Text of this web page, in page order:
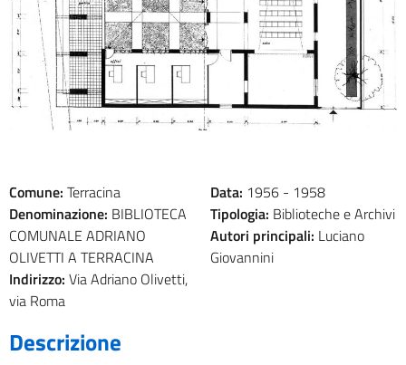
Comune: Terracina
Denominazione: BIBLIOTECA
COMUNALE ADRIANO
OLIVETTI A TERRACINA
Indirizzo: Via Adriano Olivetti,
via Roma
Data: 1956 - 1958
Tipologia: Biblioteche e Archivi
Autori principali:
Giovannini
Descrizione